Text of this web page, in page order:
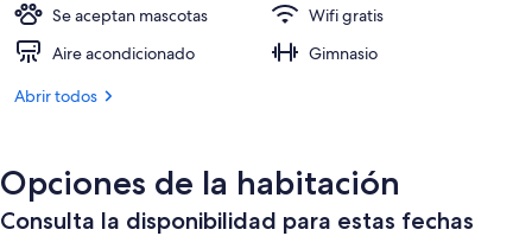
Se aceptan mascotas
Wifi gratis
Aire acondicionado
Gimnasio
Abrir todos
Opciones de la habitación
Consulta la disponibilidad para estas fechas